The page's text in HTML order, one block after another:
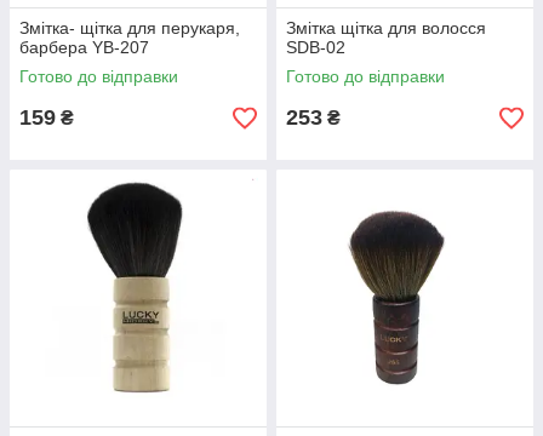
Змітка- щітка для перукаря,
барбера YB-207
Готово до відправки
159 ₴
Змітка щітка для волосся
SDB-02
Готово до відправки
253 ₴